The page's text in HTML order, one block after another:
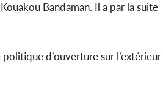
Bandaman. Il a par la suite
d’ouverture sur l’extérieur